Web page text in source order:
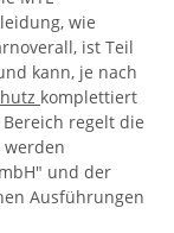
wie
ist Teil
kann, je nach
komplettiert
regelt die
werden
und der
Ausführungen